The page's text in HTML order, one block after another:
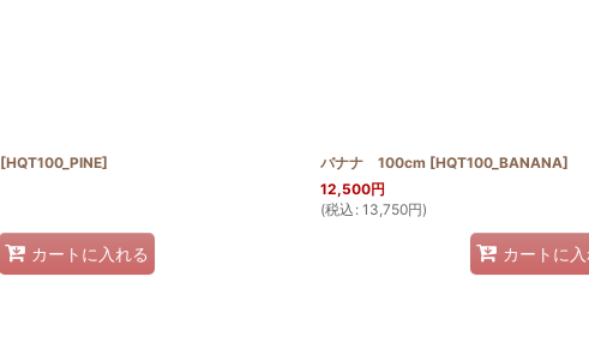
[HQT100_PINE]
カートに入れる
バナナ 100cm [HQT100_BANANA]
12,500円
(税込 : 13,750円)
カートに入